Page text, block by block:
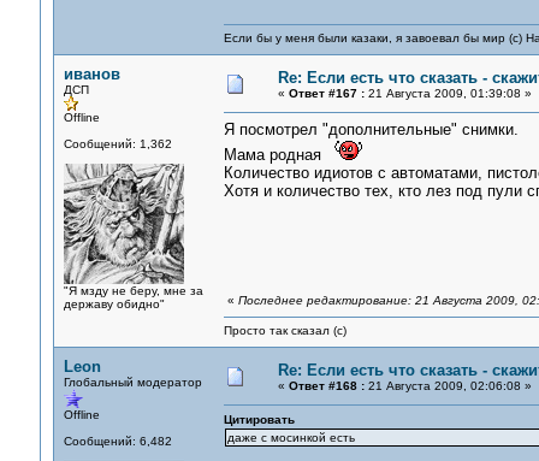
Если бы у меня были казаки, я завоевал бы мир (с)
иванов
ДСП
Offline
Сообщений: 1,362
"Я мзду не беру, мне за
державу обидно"
Re: Если есть что сказать -
« Ответ #167 :21 Августа 2009, 01:39:08 »
Я посмотрел "дополнительные" снимки.
Мама родная
Количество идиотов с автоматами,
Хотя и количество тех, кто лез под
« Последнее редактирование: 21 Августа 2009,
Просто так сказал (с)
Leon
Глобальный модератор
Offline
Сообщений: 6,482
Re: Если есть что сказать -
« Ответ #168 :21 Августа 2009, 02:06:08 »
Цитировать
даже с мосинкой есть